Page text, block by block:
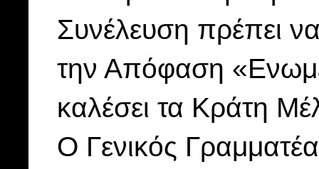
Συνέλευση πρέπει
την Απόφαση
καλέσει τα Κράτη
Ο Γενικός